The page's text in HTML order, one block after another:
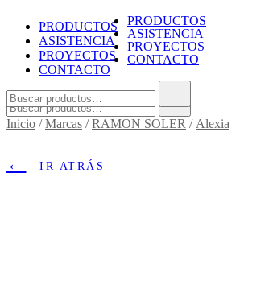
content
Baníssimo
Fine bath design
PRODUCTOS
ASISTENCIA
PROYECTOS
CONTACTO
PRODUCTOS
ASISTENCIA
PROYECTOS
CONTACTO
Buscar:
Inicio /Marcas /RAMON SOLER / Alexia
← IR ATRÁS